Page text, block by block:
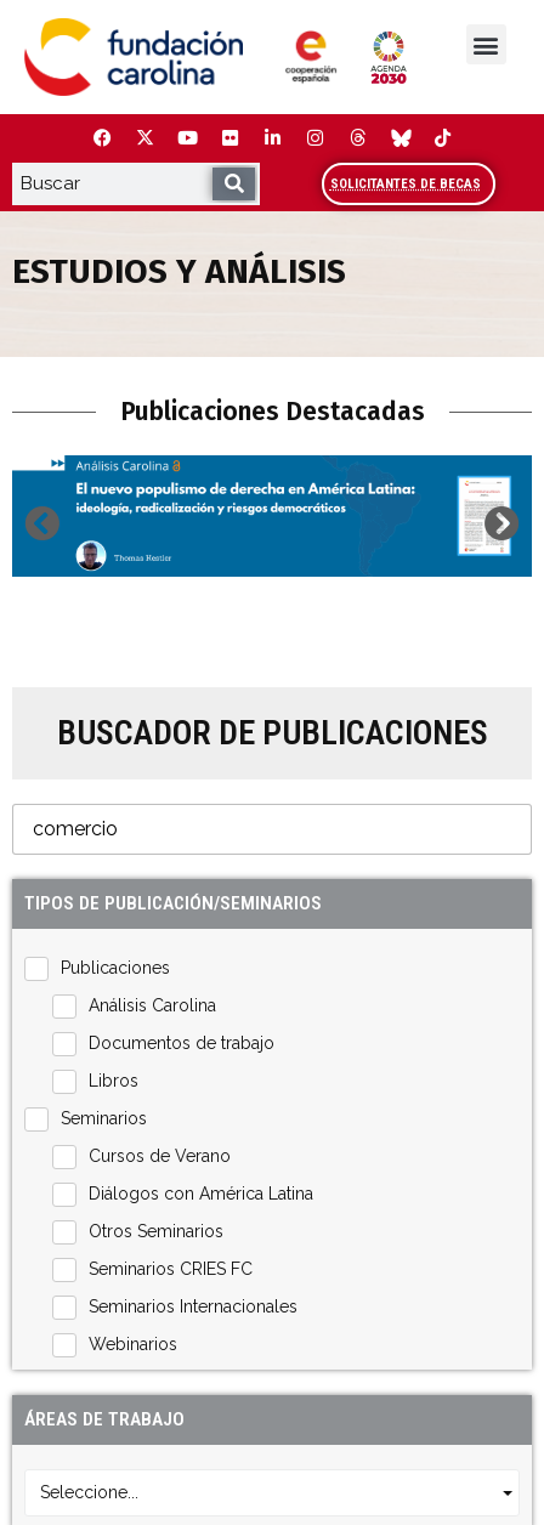
contenido
SOLICITANTES DE BECAS
ESTUDIOS Y ANÁLISIS
Publicaciones Destacadas
BUSCADOR DE PUBLICACIONES
TIPOS DE PUBLICACIÓN/SEMINARIOS
Publicaciones
Análisis Carolina
Documentos de trabajo
Libros
Seminarios
Cursos de Verano
Diálogos con América Latina
Otros Seminarios
Seminarios CRIES FC
Seminarios Internacionales
Webinarios
ÁREAS DE TRABAJO
Seleccione...